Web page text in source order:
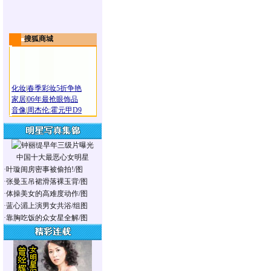
搜狐商城
化妆春季彩妆5折争艳
家居06年最抢眼饰品
音像 周杰伦:霍元甲D9
中国十大最恶心女明星
·叶璇闺房密事被偷拍!/图
·张曼玉吊裙滑落裸玉背/图
·体操美女的高难度动作/图
·蓝心湄上演男女共浴/组图
·靠胸吃饭的众女星全解/图